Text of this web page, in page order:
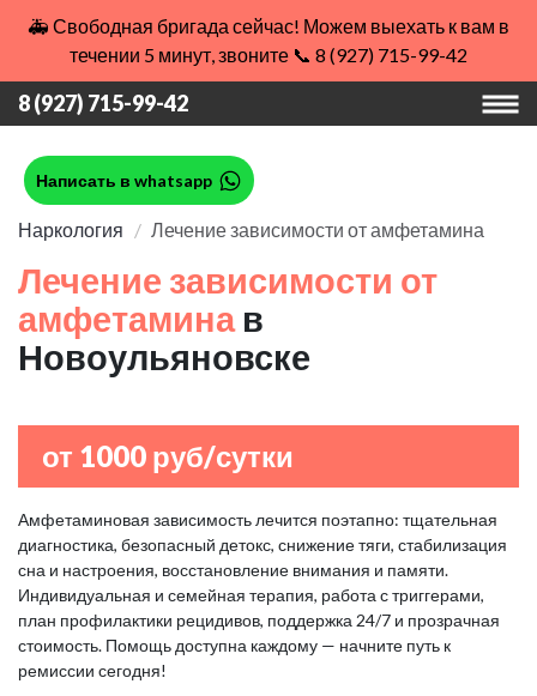
🚑 Свободная бригада сейчас! Можем выехать к вам в
течении 5 минут, звоните 📞 8 (927) 715-99-42
8 (927) 715-99-42
Написать в whatsapp
Наркология Лечение зависимости от амфетамина
Лечение зависимости от
амфетамина в
Новоульяновске
от 1000 руб/сутки
Амфетаминовая зависимость лечится поэтапно: тщательная
диагностика, безопасный детокс, снижение тяги, стабилизация
сна и настроения, восстановление внимания и памяти.
Индивидуальная и семейная терапия, работа с триггерами,
план профилактики рецидивов, поддержка 24/7 и прозрачная
стоимость. Помощь доступна каждому — начните путь к
ремиссии сегодня!